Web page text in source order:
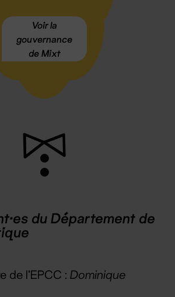
Voir la
gouvernance
de Mixt
du Département de
de l’EPCC : Dominique